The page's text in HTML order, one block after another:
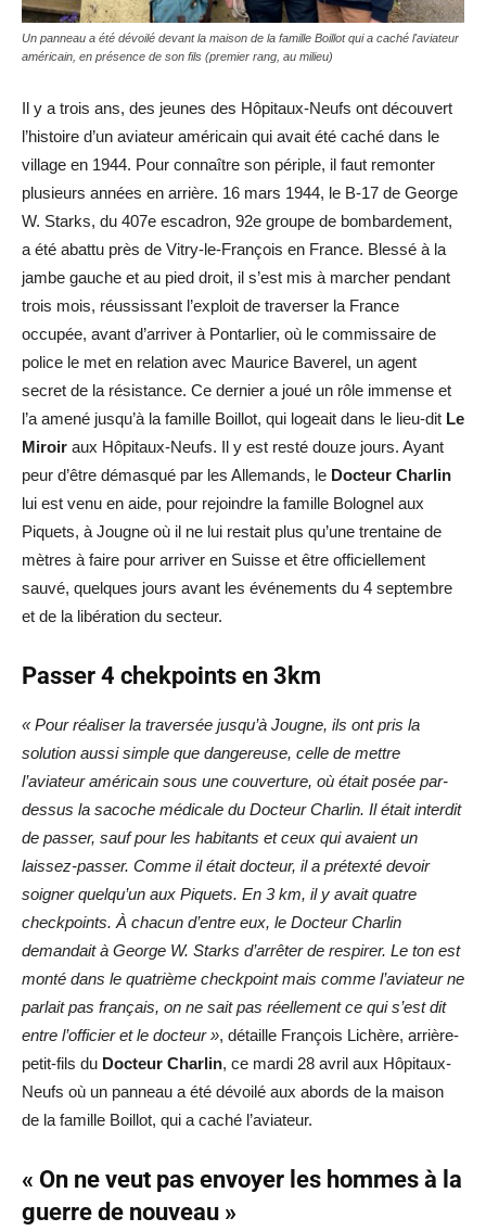
Un panneau a été dévoilé devant la maison de la famille Boillot qui a caché l'aviateur
américain, en présence de son fils (premier rang, au milieu)
Il y a trois ans, des jeunes des Hôpitaux-Neufs ont découvert
l’histoire d’un aviateur américain qui avait été caché dans le
village en 1944. Pour connaître son périple, il faut remonter
plusieurs années en arrière. 16 mars 1944, le B-17 de George
W. Starks, du 407e escadron, 92e groupe de bombardement,
a été abattu près de Vitry-le-François en France. Blessé à la
jambe gauche et au pied droit, il s’est mis à marcher pendant
trois mois, réussissant l’exploit de traverser la France
occupée, avant d’arriver à Pontarlier, où le commissaire de
police le met en relation avec Maurice Baverel, un agent
secret de la résistance. Ce dernier a joué un rôle immense et
l’a amené jusqu’à la famille Boillot, qui logeait dans le lieu-dit Le
Miroir aux Hôpitaux-Neufs. Il y est resté douze jours. Ayant
peur d’être démasqué par les Allemands, le Docteur Charlin
lui est venu en aide, pour rejoindre la famille Bolognel aux
Piquets, à Jougne où il ne lui restait plus qu’une trentaine de
mètres à faire pour arriver en Suisse et être officiellement
sauvé, quelques jours avant les événements du 4 septembre
et de la libération du secteur.
Passer 4 chekpoints en 3km
« Pour réaliser la traversée jusqu’à Jougne, ils ont pris la
solution aussi simple que dangereuse, celle de mettre
l’aviateur américain sous une couverture, où était posée par-
dessus la sacoche médicale du Docteur Charlin. Il était interdit
de passer, sauf pour les habitants et ceux qui avaient un
laissez-passer. Comme il était docteur, il a prétexté devoir
soigner quelqu’un aux Piquets. En 3 km, il y avait quatre
checkpoints. À chacun d’entre eux, le Docteur Charlin
demandait à George W. Starks d’arrêter de respirer. Le ton est
monté dans le quatrième checkpoint mais comme l’aviateur ne
parlait pas français, on ne sait pas réellement ce qui s’est dit
entre l’officier et le docteur », détaille François Lichère, arrière-
petit-fils du Docteur Charlin, ce mardi 28 avril aux Hôpitaux-
Neufs où un panneau a été dévoilé aux abords de la maison
de la famille Boillot, qui a caché l’aviateur.
« On ne veut pas envoyer les hommes à la
guerre de nouveau »